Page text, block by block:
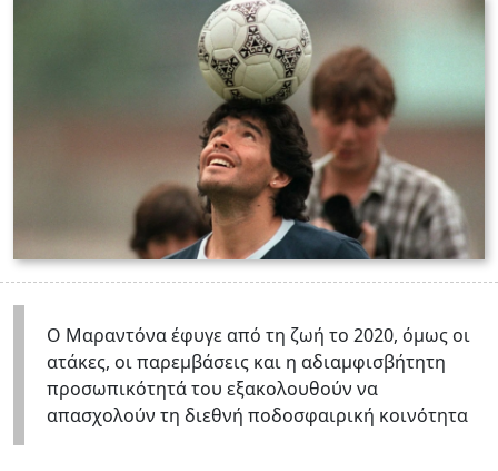
Ο Μαραντόνα έφυγε από τη ζωή το 2020, όμως οι
ατάκες, οι παρεμβάσεις και η αδιαμφισβήτητη
προσωπικότητά του εξακολουθούν να
απασχολούν τη διεθνή ποδοσφαιρική κοινότητα